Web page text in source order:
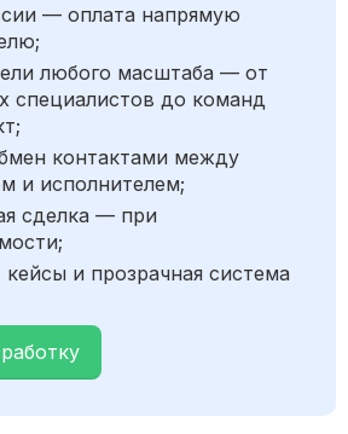
— оплата напрямую
любого масштаба — от
специалистов до команд
контактами между
и исполнителем;
сделка — при
кейсы и прозрачная система